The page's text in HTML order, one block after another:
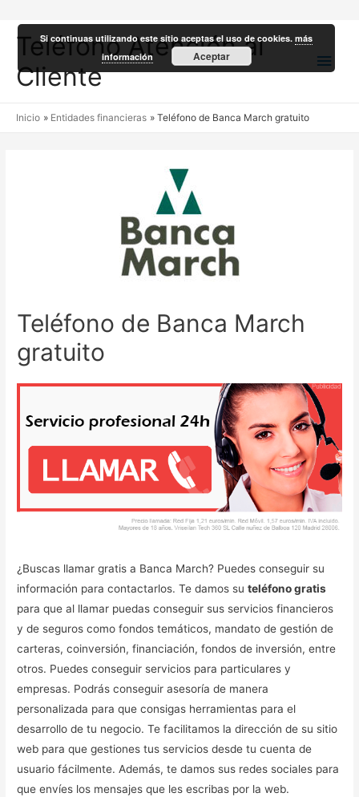
Teléfono Atención al
Cliente
Inicio Entidades financieras Teléfono de Banca March gratuito
Teléfono de Banca March
gratuito
¿Buscas llamar gratis a Banca March? Puedes conseguir su
información para contactarlos. Te damos suteléfono gratis
para que al llamar puedas conseguir sus servicios financieros
y de seguros como fondos temáticos, mandato de gestión de
carteras, coinversión, financiación, fondos de inversión, entre
otros. Puedes conseguir servicios para particulares y
empresas. Podrás conseguir asesoría de manera
personalizada para que consigas herramientas para el
desarrollo de tu negocio. Te facilitamos la dirección de su sitio
web para que gestiones tus servicios desde tu cuenta de
usuario fácilmente. Además, te damos sus redes sociales para
que envíes los mensajes que les escribas por la web.
Si continuas utilizando este sitio aceptas el uso de cookies.más
información
Aceptar